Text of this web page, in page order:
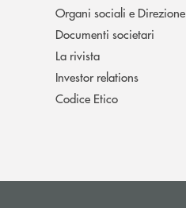
Organi sociali e Direzione
Documenti societari
La rivista
Investor relations
Codice Etico